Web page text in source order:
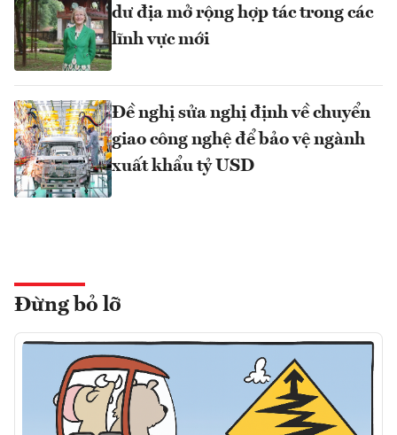
dư địa mở rộng hợp tác trong các
lĩnh vực mới
Đề nghị sửa nghị định về chuyển
giao công nghệ để bảo vệ ngành
xuất khẩu tỷ USD
Đừng bỏ lỡ